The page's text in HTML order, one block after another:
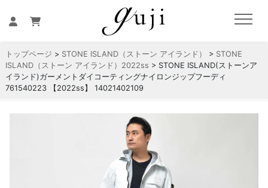
トップページ > STONE ISLAND（ストーン アイランド） > STONE
ISLAND（ストーン アイランド）2022ss > STONE ISLAND(ストーンア
イランド)ガーメントダイコーティングナイロンジップフーディ
761540223 【2022ss】 14021402109